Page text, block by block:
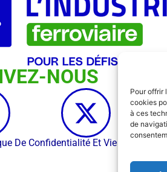
Pour offrir
cookies
à ces
de
NOUS
De Confidentialité Et Vie Privée |